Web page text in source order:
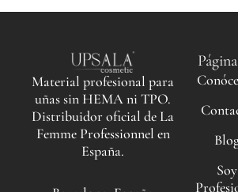
Material profesional para
uñas sin HEMA ni TPO.
Distribuidor oficial de La
Femme Professionnel en
España.
Soy